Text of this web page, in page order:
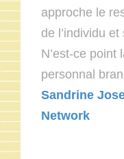
approche le
de l’individu
N’est-ce point
personnal
Sandrine
Network